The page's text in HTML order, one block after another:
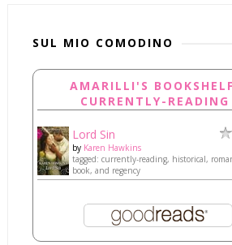
SUL MIO COMODINO
AMARILLI'S
CURRENTLY-READING
Lord Sin
by Karen Hawkins
tagged: currently-reading, historical,
book, and regency